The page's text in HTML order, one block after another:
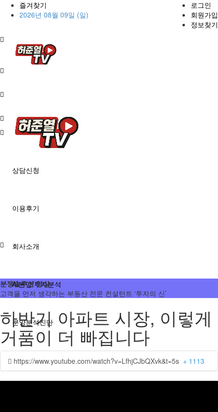
즐겨찾기
2026년 08월 09일 (일)
로그인
회원가입
정보찾기
상담신청
이용후기
회사소개
AI분양/투자분석
분양분석진단
분양 단체계약 서비스
분쟁솔루션 영상
고객을 먼저 생각하는 부동산 전문 컨설턴트 ‘투자의 신’
하반기 아파트 시장, 이렇게
거품이 더 빠집니다
https://www.youtube.com/watch?v=LfhjCJbQXvk&t=5s + 1113